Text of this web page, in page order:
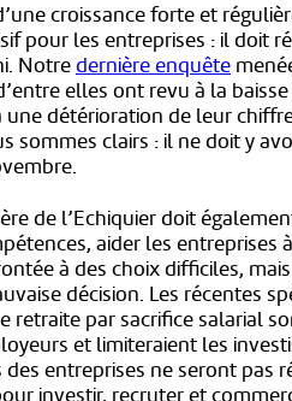
croissance forte et
pour les entreprises : il doit
Notredernière enquête
elles ont revu à la
une détérioration de leur
sommes clairs : il ne doit y
de l’Echiquier doit
aider les
à des choix difficiles,
décision. Les récentes
retraite par sacrifice salarial
et limiteraient les
entreprises ne seront pas
investir, recruter et